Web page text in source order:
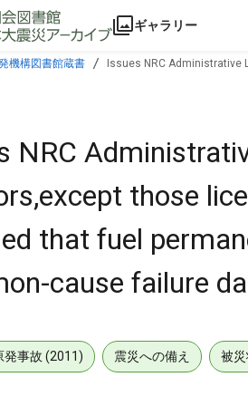
ギャラリー
機構図書館蔵書
Issues NRC Administrative
NRC
those
that fuel
cause failure
発事故 (2011) 震災への備え 被災